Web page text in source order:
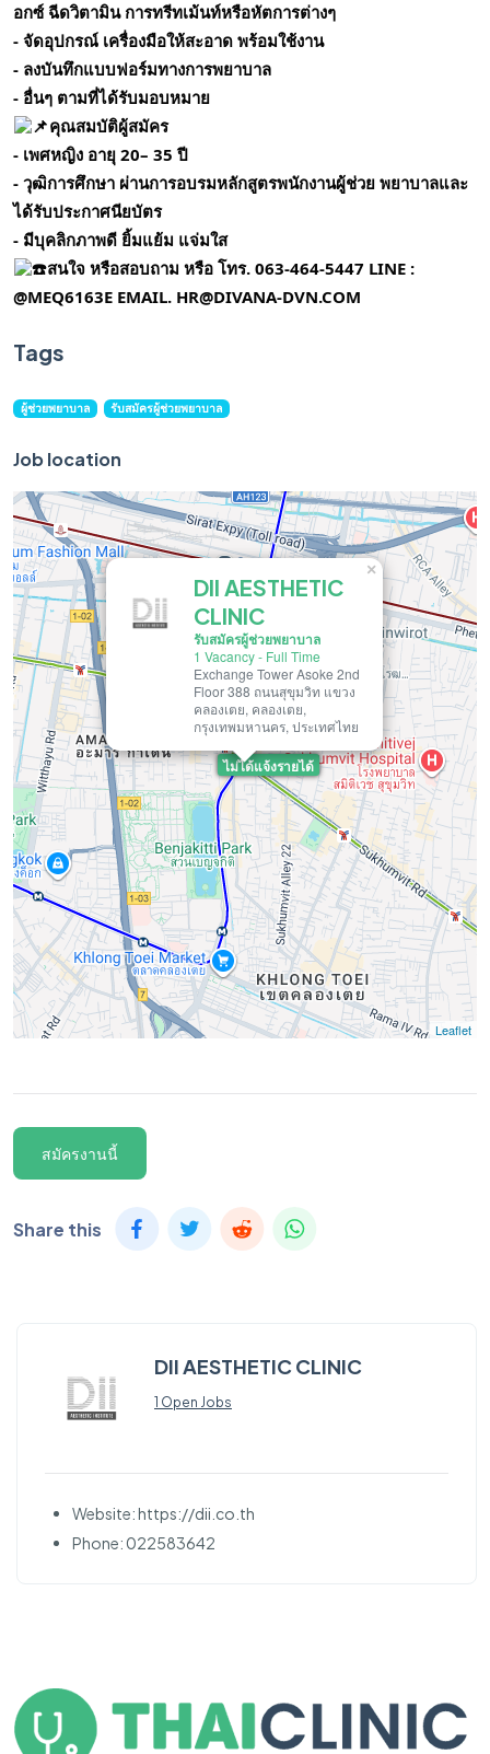
อกซ์ ฉีดวิตามิน การทรีทเม้นท์หรือหัตการต่างๆ
- จัดอุปกรณ์ เครื่องมือให้สะอาด พร้อมใช้งาน
- ลงบันทึกแบบฟอร์มทางการพยาบาล
- อื่นๆ ตามที่ได้รับมอบหมาย
คุณสมบัติผู้สมัคร
- เพศหญิง อายุ 20– 35 ปี
- วุฒิการศึกษา ผ่านการอบรมหลักสูตรพนักงานผู้ช่วย พยาบาลและ
ได้รับประกาศนียบัตร
- มีบุคลิกภาพดี ยิ้มแย้ม แจ่มใส
สนใจ หรือสอบถาม หรือ โทร. 063-464-5447 LINE :
@MEQ6163E EMAIL. HR@DIVANA-DVN.COM
Tags
ผู้ช่วยพยาบาล รับสมัครผู้ช่วยพยาบาล
Job location
ไม่ได้แจ้งรายได้
DII AESTHETIC
CLINIC
รับสมัครผู้ช่วยพยาบาล
1 Vacancy- Full Time
Exchange Tower Asoke 2nd
Floor 388 ถนนสุขุมวิท แขวง
คลองเตย, คลองเตย,
กรุงเทพมหานคร, ประเทศไทย
×
Leaflet
สมัครงานนี้
Share this
DII AESTHETIC CLINIC
1 Open Jobs
Website: https://dii.co.th
Phone: 022583642